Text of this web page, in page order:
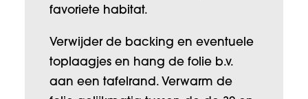
favoriete habitat.
Verwijder de backing en eventuele
toplaagjes en hang de folie b.v.
aan een tafelrand. Verwarm de